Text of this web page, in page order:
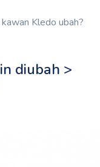
Kledo ubah?
diubah >